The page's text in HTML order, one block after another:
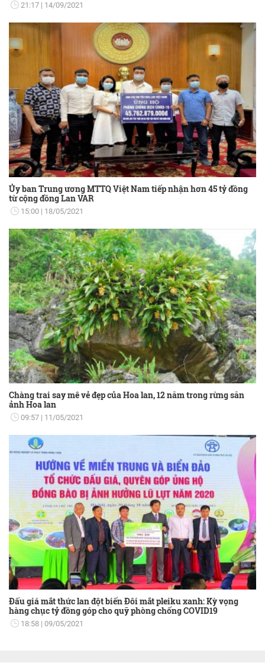
21:17 14/09/2021
Ủy ban Trung ương MTTQ Việt Nam tiếp nhận hơn 45 tỷ đồng
từ cộng đồng Lan VAR
15:00 18/05/2021
Chàng trai say mê vẻ đẹp của Hoa lan, 12 năm trong rừng săn
ảnh Hoa lan
09:57 11/05/2021
Đấu giá mắt thức lan đột biến Đôi mắt pleiku xanh: Kỳ vọng
hàng chục tỷ đồng góp cho quỹ phòng chống COVID19
18:58 09/05/2021